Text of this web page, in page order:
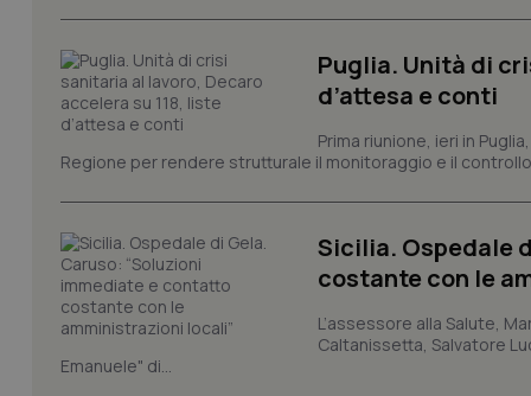
Puglia. Unità di
d’attesa e conti
Prima riunione, ieri in
Regione per rendere strutturale il monitoraggio e il
Sicilia. Ospedale
costante con le
L’assessore alla Salute,
Caltanissetta, Salvatore
Emanuele" di...
tracking-sites-
_ga